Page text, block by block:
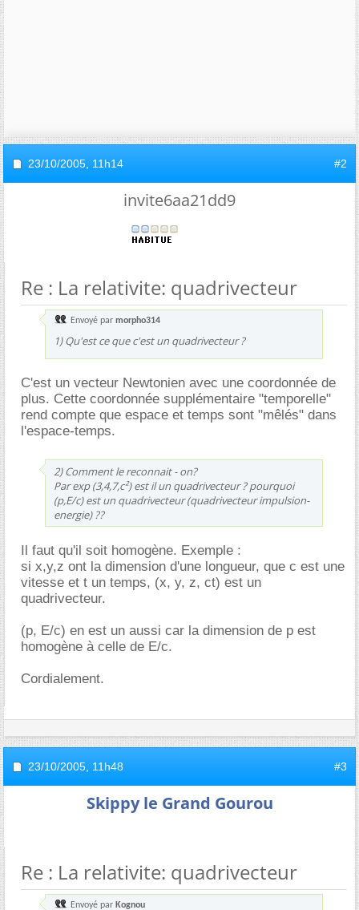
23/10/2005, 11h14 #2
invite6aa21dd9
Re : La relativite: quadrivecteur
Envoyé par morpho314
1) Qu'est ce que c'est un quadrivecteur ?
C'est un vecteur Newtonien avec une coordonnée de
plus. Cette coordonnée supplémentaire "temporelle"
rend compte que espace et temps sont "mêlés" dans
l'espace-temps.
2) Comment le reconnait - on?
Par exp (3,4,7,c²) est il un quadrivecteur ? pourquoi
(p,E/c) est un quadrivecteur (quadrivecteur impulsion-
energie) ??
Il faut qu'il soit homogène. Exemple :
si x,y,z ont la dimension d'une longueur, que c est une
vitesse et t un temps, (x, y, z, ct) est un
quadrivecteur.
(p, E/c) en est un aussi car la dimension de p est
homogène à celle de E/c.
Cordialement.
23/10/2005, 11h48 #3
Skippy le Grand Gourou
Re : La relativite: quadrivecteur
Envoyé par Kognou